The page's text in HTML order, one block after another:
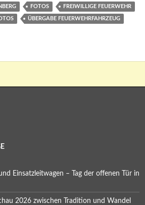
FOTOS FREIWILLIGE FEUERWEHR
ÜBERGABE FEUERWEHRFAHRZEUG
Einsatzleitwagen – Tag der offenen Tür in
2026 zwischen Tradition und Wandel